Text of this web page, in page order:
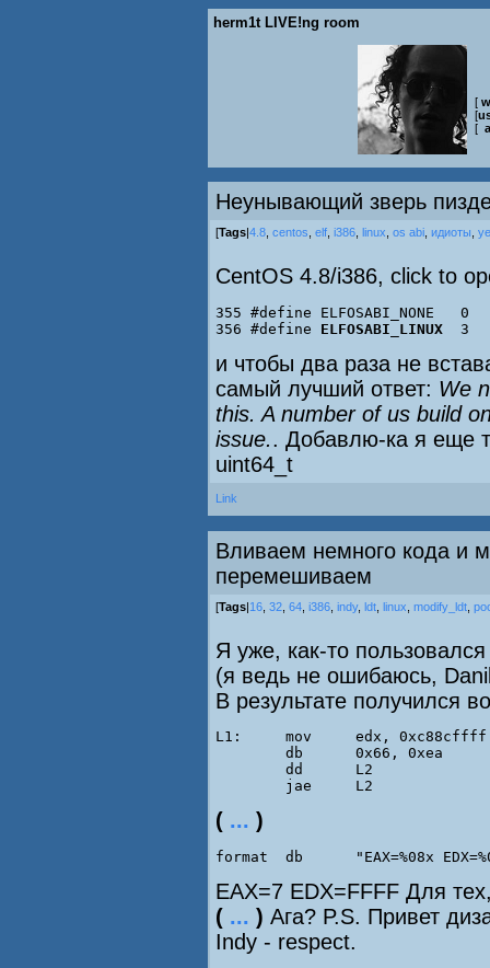
herm1t LIVE!ng room
[
[
[
Неунывающий зверь
[Tags 4.8 centos elf i386 linux os abi идиоты
CentOS 4.8/i386, click to
355 #define ELFOSABI_NONE   0
356 #define ELFOSABI_LINUX
  3
и чтобы два раза не
самый лучший ответ: We
this. A number of us build
issue.. Добавлю-ка я еще
uint64_t
Link
Вливаем немного кода и
перемешиваем
[Tags|16 32 64 i386 indy, ldt linux modify_ldt
Я уже, как-то
(я ведь не ошибаюсь,
В результате получился
L1:     mov     edx, 0xc88cffff
        db      0x66, 0xea
        dd      L2
        jae     L2
( ... )
EAX=7 EDX=FFFF Для
( ... ) Ага? P.S. Привет
Indy - respect.